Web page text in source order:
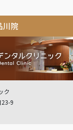
川院
ク
23-9